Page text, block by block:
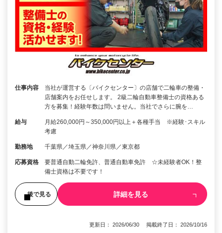
仕事内容
当社が運営する〔バイクセンター〕の店舗で二輪車の整備・
店舗案内をお任せします。 2級二輪自動車整備士の資格ある
方を募集！経験年数は問いません。当社でさらに腕を…
給与
月給260,000円～350,000円以上＋各種手当 ※経験･スキル
考慮
勤務地 千葉県／埼玉県／神奈川県／東京都
応募資格
要普通自動二輪免許、普通自動車免許 ☆未経験者OK！整
備士資格は不要です！
後で見る 詳細を見る
更新日： 2026/06/30 掲載終了日： 2026/10/16